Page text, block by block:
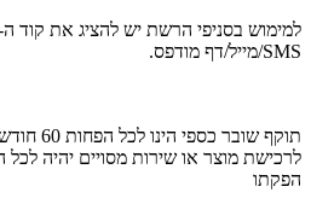
SMS/מייל/דף מודפס.
תוקף
הפקתו